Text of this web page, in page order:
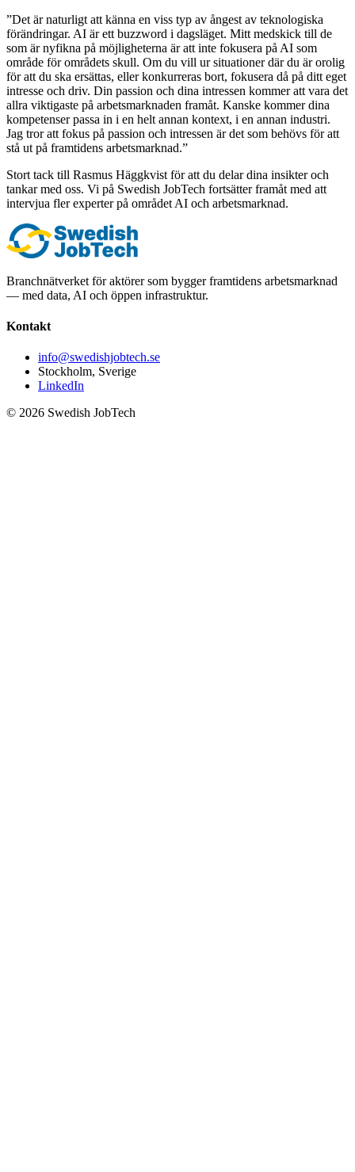
”Det är naturligt att känna en viss typ av ångest av teknologiska
förändringar. AI är ett buzzword i dagsläget. Mitt medskick till de
som är nyfikna på möjligheterna är att inte fokusera på AI som
område för områdets skull. Om du vill ur situationer där du är orolig
för att du ska ersättas, eller konkurreras bort, fokusera då på ditt eget
intresse och driv. Din passion och dina intressen kommer att vara det
allra viktigaste på arbetsmarknaden framåt. Kanske kommer dina
kompetenser passa in i en helt annan kontext, i en annan industri.
Jag tror att fokus på passion och intressen är det som behövs för att
stå ut på framtidens arbetsmarknad.”
Stort tack till Rasmus Häggkvist för att du delar dina insikter och
tankar med oss. Vi på Swedish JobTech fortsätter framåt med att
intervjua fler experter på området AI och arbetsmarknad.
Branchnätverket för aktörer som bygger framtidens arbetsmarknad
— med data, AI och öppen infrastruktur.
Kontakt
info@swedishjobtech.se
Stockholm, Sverige
LinkedIn
© 2026 Swedish JobTech